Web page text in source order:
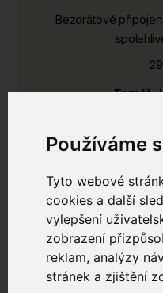
Používáme
Tyto webové
cookies a další
vylepšení
zobrazení
reklam, analýzy
stránek a zjištění
Bezdrátové
Tomáš
Chrání váš počítač,